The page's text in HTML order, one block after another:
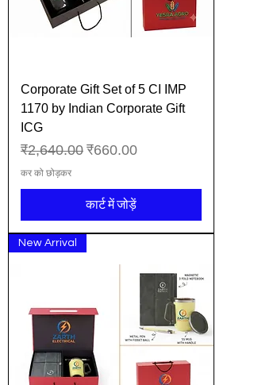
Corporate Gift Set of 5 CI IMP
1170 by Indian Corporate Gift
ICG
नियमित मूल्य
₹2,640.00 बिक्री मूल्य
₹660.00
कर को छोड़कर
कार्ट में जोड़ें
New Arrival